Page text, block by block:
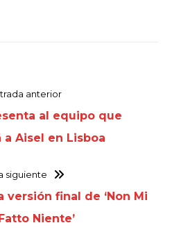
anterior
al equipo que
a Aisel en Lisboa
siguiente
versión final de ‘Non Mi
Niente’